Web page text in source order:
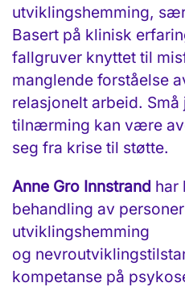
utviklingshemming,
Basert på klinisk
fallgruver knyttet til
manglende forståelse
relasjonelt arbeid. Små
tilnærming kan være
seg fra krise til støtte.
Anne Gro Innstrand har
behandling av
utviklingshemming
og
kompetanse på